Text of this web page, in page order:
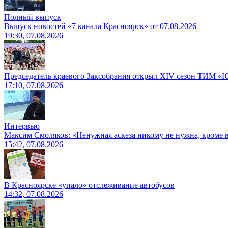
Полный выпуск
Выпуск новостей «7 канала Красноярск» от 07.08.2026
19:30, 07.08.2026
Председатель краевого Заксобрания открыл XIV сезон ТИМ
17:10, 07.08.2026
Интервью
Максим Смоляков: «Ненужная аскеза никому не нужна, кроме
15:42, 07.08.2026
В Красноярске «упало» отслеживание автобусов
14:32, 07.08.2026